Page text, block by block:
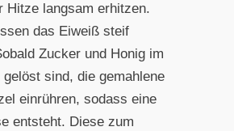
Hitze langsam erhitzen.
das Eiweiß steif
Zucker und Honig im
sind, die gemahlene
einrühren, sodass eine
entsteht. Diese zum